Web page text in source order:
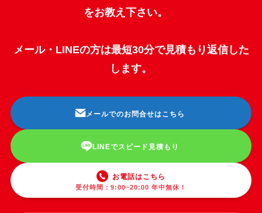
をお教え下さい。
メール・LINEの方は最短30分で見積もり返信した
します。
メールでのお問合せはこちら
LINEでスピード見積もり
お電話はこちら
受付時間：9:00~20:00 年中無休！